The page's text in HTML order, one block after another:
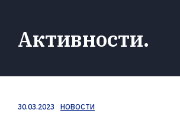
Активности
30.03.2023 НОВОСТИ